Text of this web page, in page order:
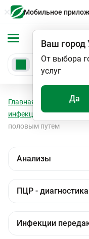
Мобильное
Ваш город
От выбора
услуг
Да
Главная Анализы
инфекционных
половым путем